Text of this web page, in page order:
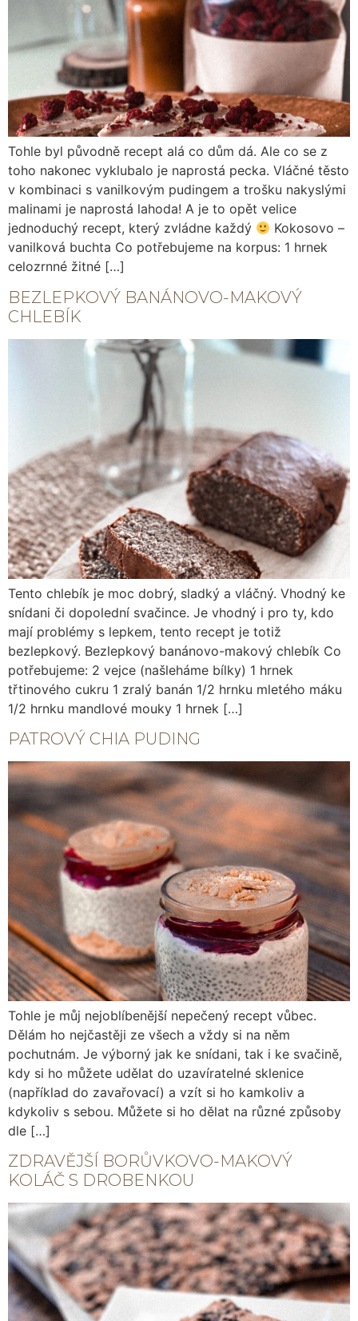
Tohle byl původně recept alá co dům dá. Ale co se z
toho nakonec vyklubalo je naprostá pecka. Vláčné těsto
v kombinaci s vanilkovým pudingem a trošku nakyslými
malinami je naprostá lahoda! A je to opět velice
jednoduchý recept, který zvládne každý
Kokosovo –
vanilková buchta Co potřebujeme na korpus: 1 hrnek
celozrnné žitné […]
BEZLEPKOVÝ BANÁNOVO-MAKOVÝ
CHLEBÍK
Tento chlebík je moc dobrý, sladký a vláčný. Vhodný ke
snídani či dopolední svačince. Je vhodný i pro ty, kdo
mají problémy s lepkem, tento recept je totiž
bezlepkový. Bezlepkový banánovo-makový chlebík Co
potřebujeme: 2 vejce (našleháme bílky) 1 hrnek
třtinového cukru 1 zralý banán 1/2 hrnku mletého máku
1/2 hrnku mandlové mouky 1 hrnek […]
PATROVÝ CHIA PUDING
Tohle je můj nejoblíbenější nepečený recept vůbec.
Dělám ho nejčastěji ze všech a vždy si na něm
pochutnám. Je výborný jak ke snídani, tak i ke svačině,
kdy si ho můžete udělat do uzavíratelné sklenice
(například do zavařovací) a vzít si ho kamkoliv a
kdykoliv s sebou. Můžete si ho dělat na různé způsoby
dle […]
ZDRAVĚJŠÍ BORŮVKOVO-MAKOVÝ
KOLÁČ S DROBENKOU